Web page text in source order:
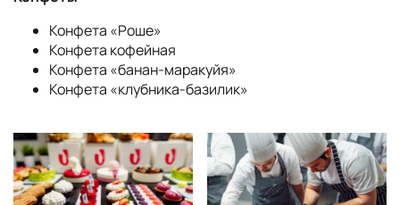
Конфета «Роше»
Конфета кофейная
Конфета «банан-маракуйя»
Конфета «клубника-базилик»